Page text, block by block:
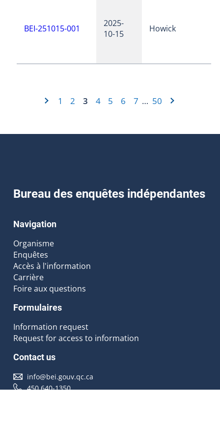
BEI-251015-001
2025-
10-15
Howick
1 2 3 4 5 6 7 … 50
Bureau des enquêtes indépendantes
Navigation
Organisme
Enquêtes
Accès à l'information
Carrière
Foire aux questions
Formulaires
Information request
Request for access to information
Contact us
info@bei.gouv.qc.ca
450 640-1350